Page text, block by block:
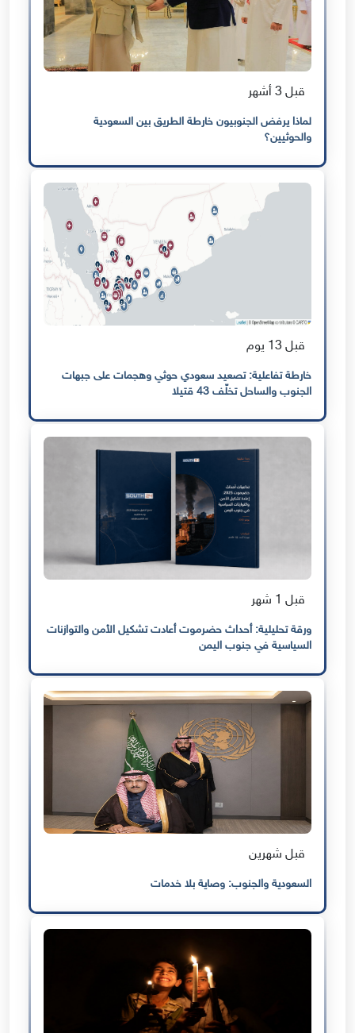
قبل 3 أشهر
لماذا يرفض الجنوبيون خارطة الطريق بين السعودية
والحوثيين؟
قبل 13 يوم
خارطة تفاعلية: تصعيد سعودي حوثي وهجمات على جبهات
الجنوب والساحل تخلّف 43 قتيلا
قبل 1 شهر
ورقة تحليلية: أحداث حضرموت أعادت تشكيل الأمن والتوازنات
السياسية في جنوب اليمن
قبل شهرين
السعودية والجنوب: وصاية بلا خدمات